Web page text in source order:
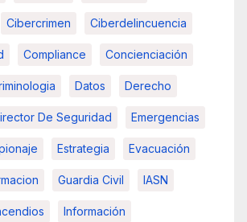
Cibercrimen Ciberdelincuencia
Compliance Concienciación
Datos Derecho
De Seguridad Emergencias
Estrategia Evacuación
Guardia Civil IASN
Información